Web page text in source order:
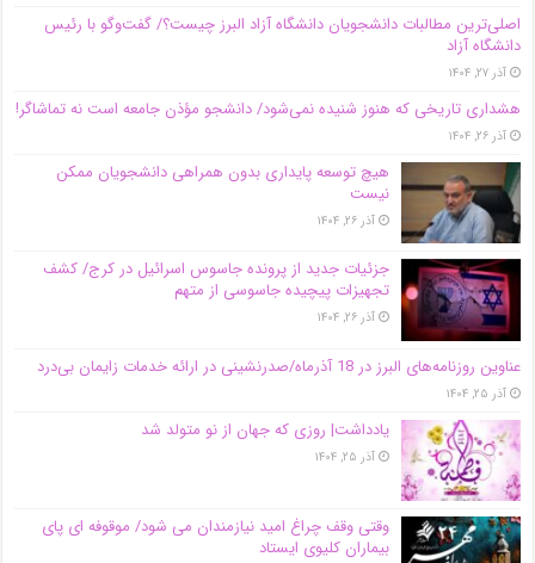
اصلی‌ترین مطالبات دانشجویان دانشگاه آزاد البرز چیست؟/ گفت‌وگو با رئیس
دانشگاه آز‌اد
آذر ۲۷, ۱۴۰۴
هشداری تاریخی که هنوز شنیده نمی‌شود/ دانشجو مؤذن جامعه است نه تماشاگر!
آذر ۲۶, ۱۴۰۴
هیچ توسعه پایداری بدون همراهی دانشجویان ممکن
نیست
آذر ۲۶, ۱۴۰۴
جزئیات جدید از پرونده جاسوس اسرائیل در کرج/‌ کشف
تجهیزات پیچیده جاسوسی از متهم
آذر ۲۶, ۱۴۰۴
عناوین روزنامه‌های البرز در ‌18 آذرماه/صدرنشینی در ارائه خدمات زایمان بی‌درد
آذر ۲۵, ۱۴۰۴
یادداشت| روزی که جهان از نو متولد شد
آذر ۲۵, ۱۴۰۴
وقتی وقف چراغ امید نیازمندان می شود/ موقوفه ای پای
بیماران کلیوی ایستاد